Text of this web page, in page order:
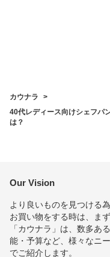
カウナラ
40代レディース向けシェフパ
は？
Our Vision
より良いものを見つける為
お買い物をする時は、ま
「カウナラ」は、数多あ
能・予算など、様々なニ
でご紹介します。